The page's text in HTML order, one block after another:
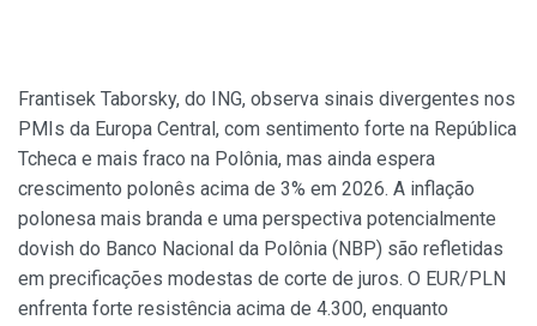
Frantisek Taborsky, do ING, observa sinais divergentes nos
PMIs da Europa Central, com sentimento forte na República
Tcheca e mais fraco na Polônia, mas ainda espera
crescimento polonês acima de 3% em 2026. A inflação
polonesa mais branda e uma perspectiva potencialmente
dovish do Banco Nacional da Polônia (NBP) são refletidas
em precificações modestas de corte de juros. O EUR/PLN
enfrenta forte resistência acima de 4.300, enquanto